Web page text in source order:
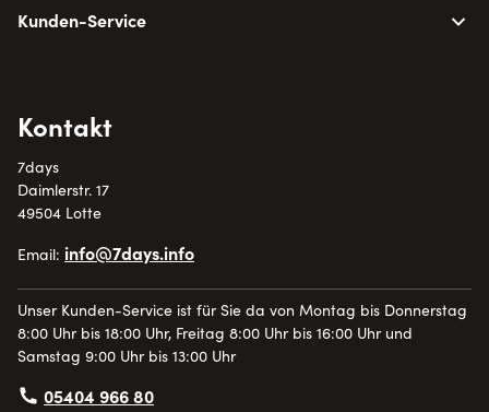
Kunden-Service
Kontakt
7days
Daimlerstr. 17
49504 Lotte
Email: info@7days.info
Unser Kunden-Service ist für Sie da von Montag bis Donnerstag
8:00 Uhr bis 18:00 Uhr, Freitag 8:00 Uhr bis 16:00 Uhr und
Samstag 9:00 Uhr bis 13:00 Uhr
05404 966 80